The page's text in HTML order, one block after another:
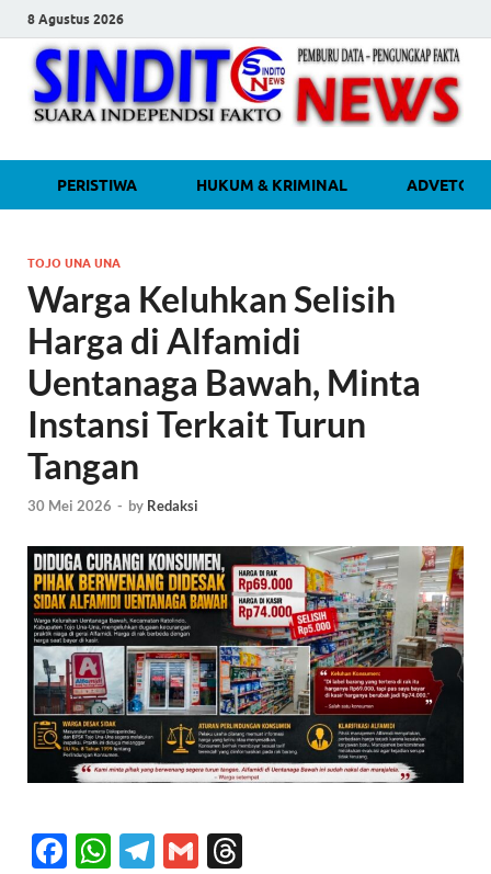
8 Agustus 2026
Media Independen Faktual dan
Terpercaya
PERISTIWA HUKUM & KRIMINAL
TOJO UNA UNA
Warga Keluhkan Selisih
Harga di Alfamidi
Uentanaga Bawah, Minta
Instansi Terkait Turun
Tangan
30 Mei 2026 - by Redaksi
F
W T
G